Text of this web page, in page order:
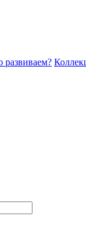
развиваем?